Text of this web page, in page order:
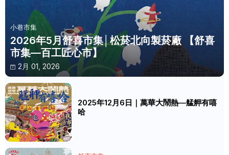
小巷市集
2026年5月舒喜市集│松菸北向製菸廠 【舒喜
市集—百工匠心市】
2月 01, 2026
2025年12月6日｜萬華大鬧熱—艋舺有嘻
哈